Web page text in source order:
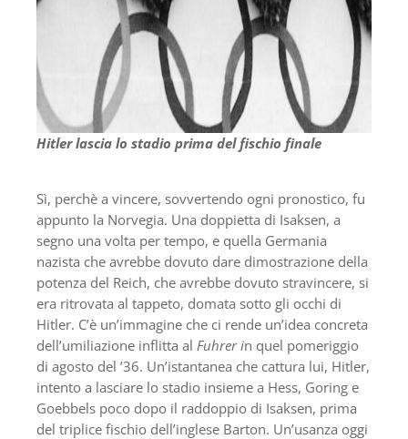
Hitler lascia lo stadio prima del fischio finale
Sì, perchè a vincere, sovvertendo ogni pronostico, fu
appunto la Norvegia. Una doppietta di Isaksen, a
segno una volta per tempo, e quella Germania
nazista che avrebbe dovuto dare dimostrazione della
potenza del Reich, che avrebbe dovuto stravincere, si
era ritrovata al tappeto, domata sotto gli occhi di
Hitler. C’è un’immagine che ci rende un’idea concreta
dell’umiliazione inflitta al Fuhrer in quel pomeriggio
di agosto del ’36. Un’istantanea che cattura lui, Hitler,
intento a lasciare lo stadio insieme a Hess, Goring e
Goebbels poco dopo il raddoppio di Isaksen, prima
del triplice fischio dell’inglese Barton. Un’usanza oggi